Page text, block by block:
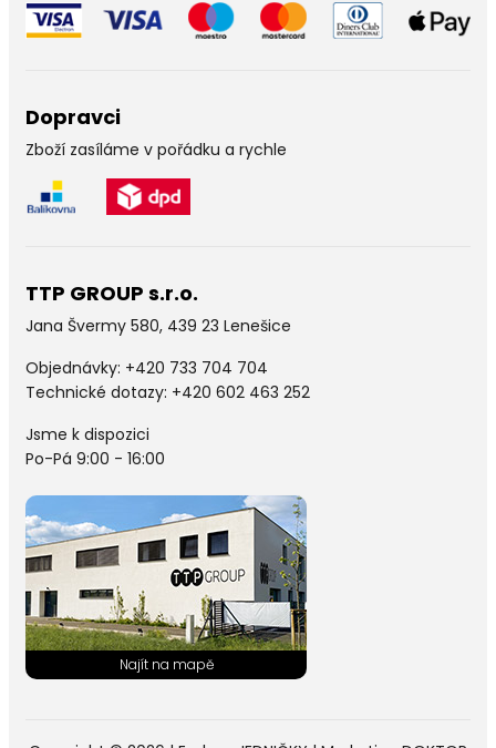
Dopravci
Zboží zasíláme v pořádku a rychle
TTP GROUP s.r.o.
Jana Švermy 580, 439 23 Lenešice
Objednávky: +420 733 704 704
Technické dotazy: +420 602 463 252
Jsme k dispozici
Po-Pá 9:00 - 16:00